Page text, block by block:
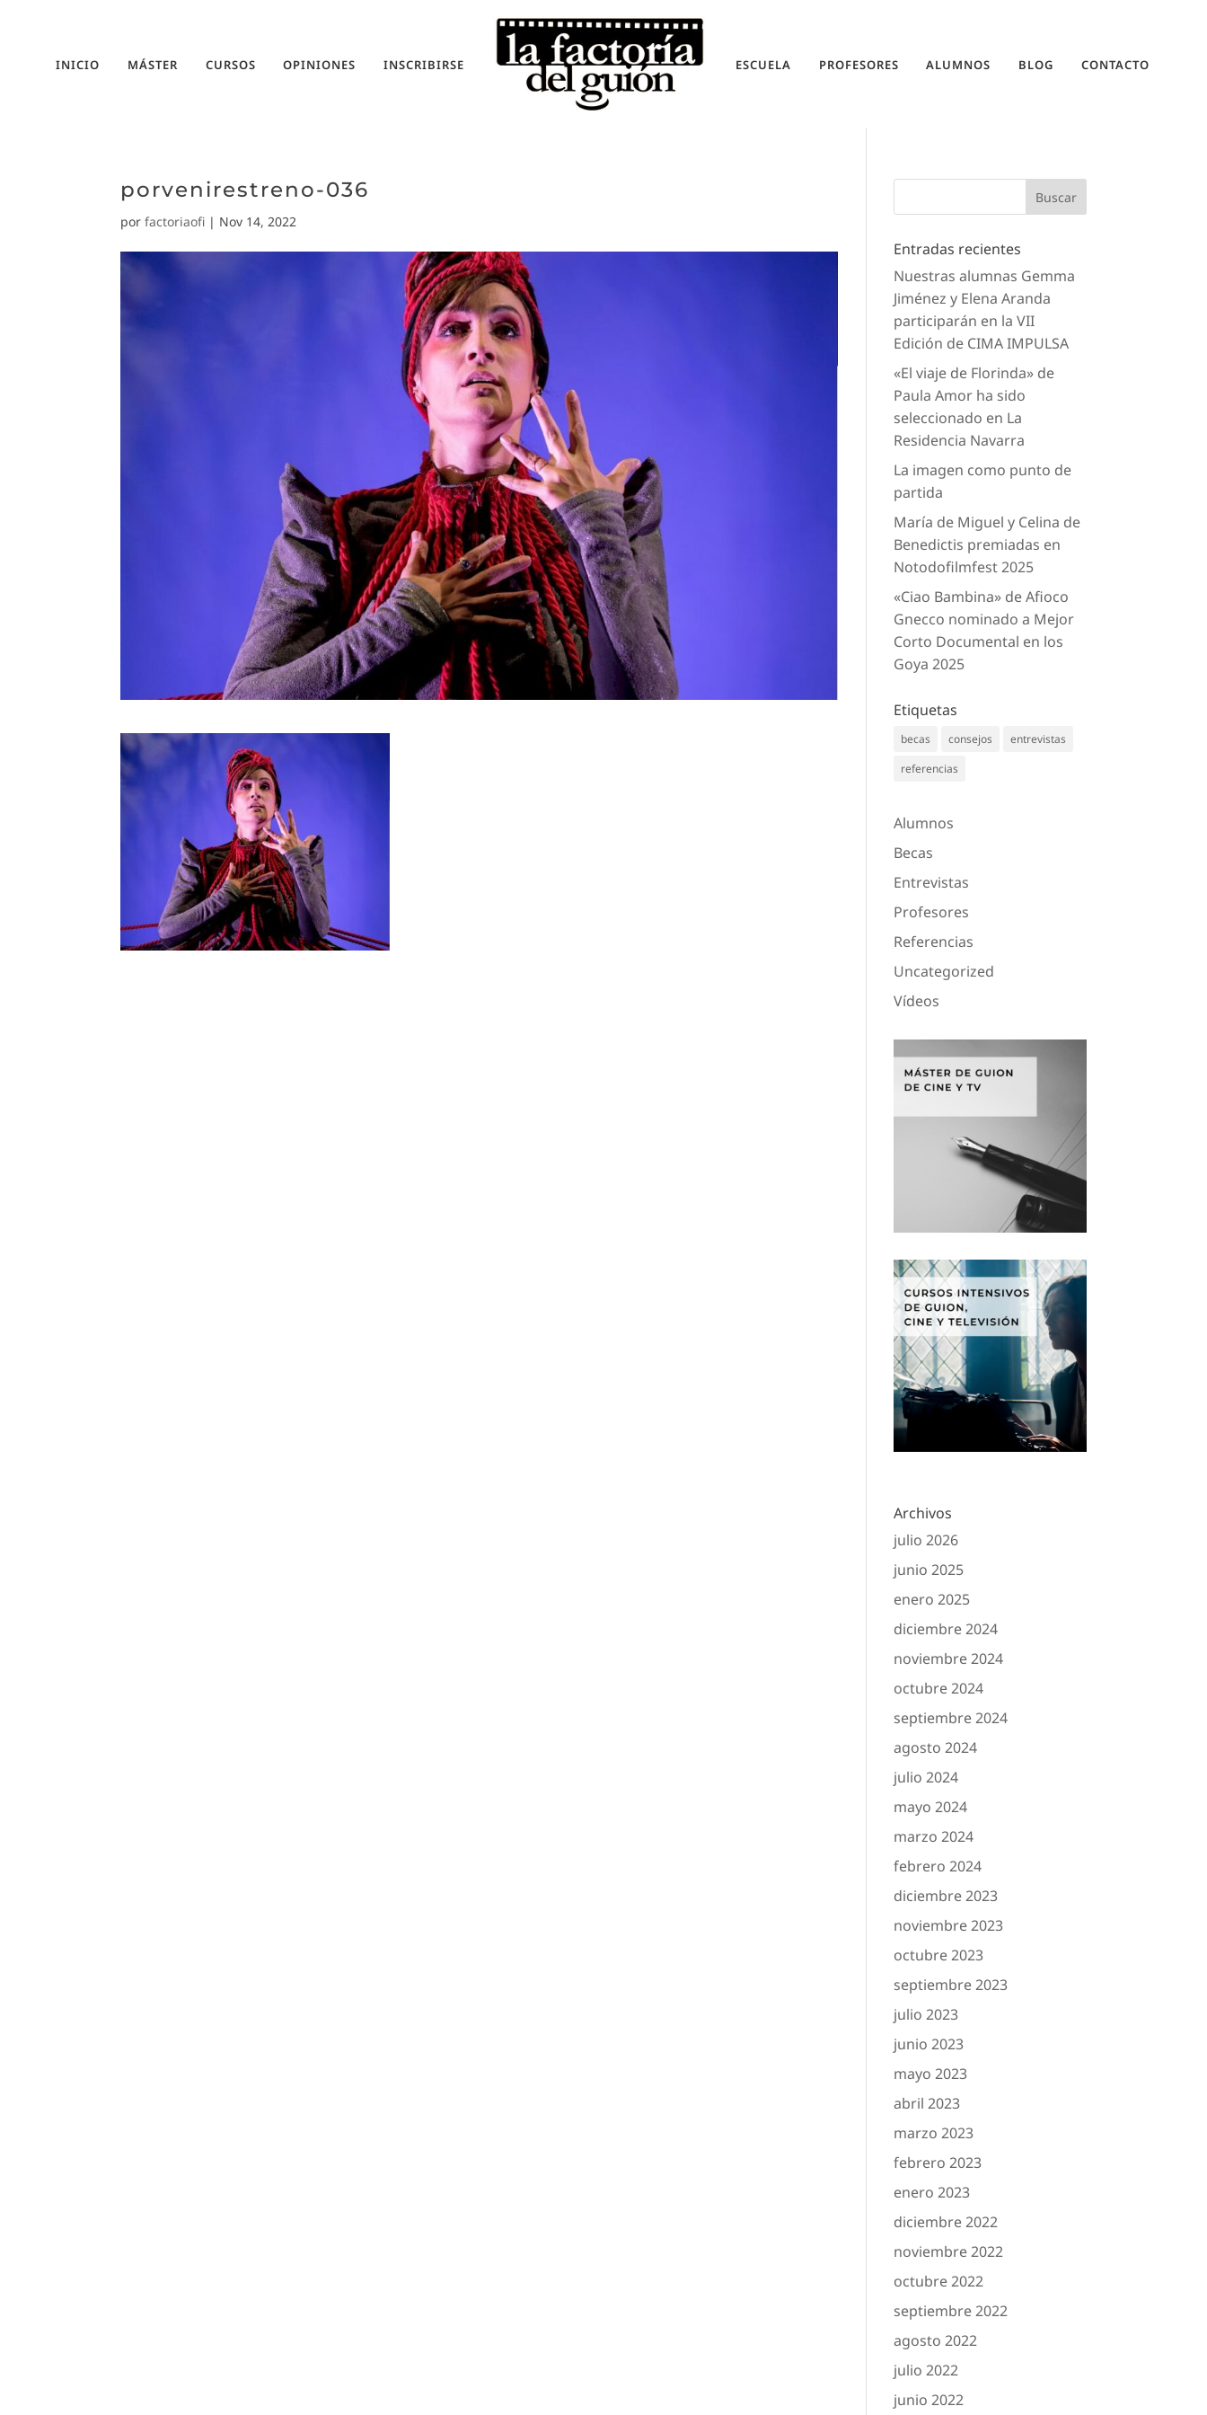
INICIO MÁSTER CURSOS OPINIONES INSCRIBIRSE ESCUELA PROFESORES ALUMNOS BLOG CONTACTO
porvenirestreno-036
porfactoriaofi | Nov 14, 2022
Entradas recientes
Nuestras alumnas Gemma
Jiménez y Elena Aranda
participarán en la VII
Edición de CIMA IMPULSA
«El viaje de Florinda» de
Paula Amor ha sido
seleccionado en La
Residencia Navarra
La imagen como punto de
partida
María de Miguel y Celina de
Benedictis premiadas en
Notodofilmfest 2025
«Ciao Bambina» de Afioco
Gnecco nominado a Mejor
Corto Documental en los
Goya 2025
Etiquetas
becas consejos
entrevistas
referencias
Alumnos
Becas
Entrevistas
Profesores
Referencias
Uncategorized
Vídeos
Archivos
julio 2026
junio 2025
enero 2025
diciembre 2024
noviembre 2024
octubre 2024
septiembre 2024
agosto 2024
julio 2024
mayo 2024
marzo 2024
febrero 2024
diciembre 2023
noviembre 2023
octubre 2023
septiembre 2023
julio 2023
junio 2023
mayo 2023
abril 2023
marzo 2023
febrero 2023
enero 2023
diciembre 2022
noviembre 2022
octubre 2022
septiembre 2022
agosto 2022
julio 2022
junio 2022